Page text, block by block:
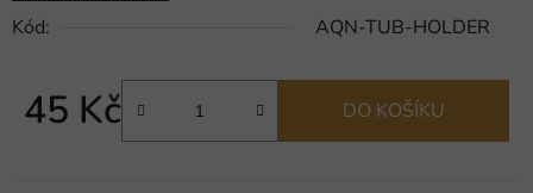
Kód:
AQN-TUB-HOLDER
45 Kč
Měrná cena:
DO KOŠÍKU